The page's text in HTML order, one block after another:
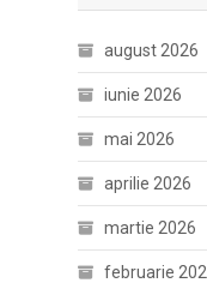
august 2026
iunie 2026
mai 2026
aprilie 2026
martie 2026
februarie